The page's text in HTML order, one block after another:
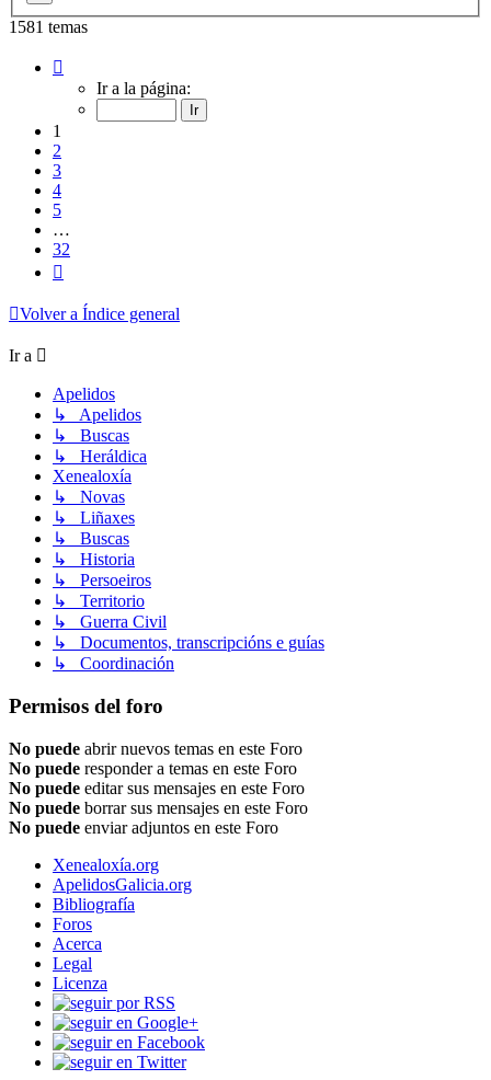
1581 temas
Ir a la página:
1
2
3
4
5
…
32
Volver a Índice general
Ir a
Apelidos
↳ Apelidos
↳ Buscas
↳ Heráldica
Xenealoxía
↳ Novas
↳ Liñaxes
↳ Buscas
↳ Historia
↳ Persoeiros
↳ Territorio
↳ Guerra Civil
↳ Documentos, transcripcións e guías
↳ Coordinación
Permisos del foro
No puede abrir nuevos temas en este Foro
No puede responder a temas en este Foro
No puede editar sus mensajes en este Foro
No puede borrar sus mensajes en este Foro
No puede enviar adjuntos en este Foro
Xenealoxía.org
ApelidosGalicia.org
Bibliografía
Foros
Acerca
Legal
Licenza